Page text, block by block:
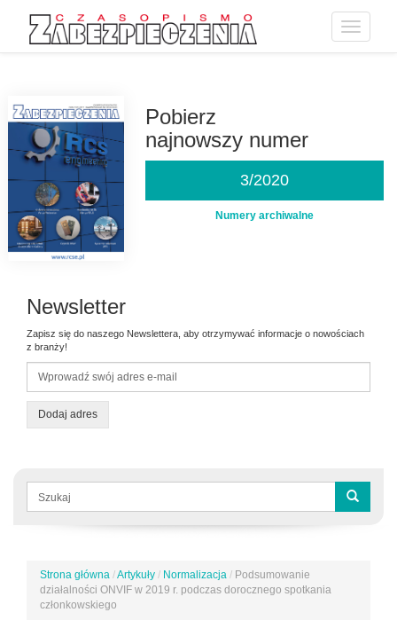
Toggle
Pobierz
najnowszy numer
3/2020
Numery archiwalne
Newsletter
Zapisz się do naszego Newslettera, aby otrzymywać informacje o nowościach
z branży!
Dodaj adres
Formularz
wyszukiwania
Jesteś
tutaj
Strona główna /Artykuły / Normalizacja / Podsumowanie
działalności ONVIF w 2019 r. podczas dorocznego spotkania
członkowskiego